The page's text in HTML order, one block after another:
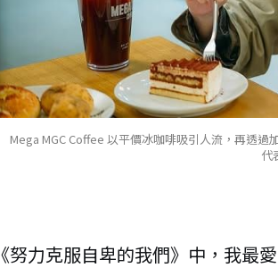
Mega MGC Coffee 以平價冰咖啡吸引人流，再透
代
《努力克服自卑的我們》中，我最